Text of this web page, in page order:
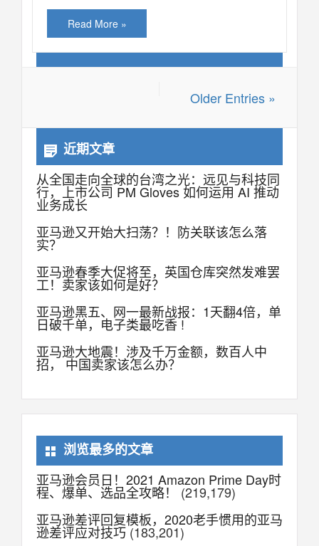
Read More »
Older Entries »
近期文章
从全国走向全球的台湾之光：远见与科技同
行，上市公司 PM Gloves 如何运用 AI 推动
业务成长
亚马逊又开始大扫荡？！防关联该怎么落
实？
亚马逊春季大促将至，英国仓库突然发难罢
工！卖家该如何是好？
亚马逊黑五、网一最新战报：1天翻4倍，单
日破千单，电子类最吃香 !
亚马逊大地震！涉及千万金额，数百人中
招， 中国卖家该怎么办？
浏览最多的文章
亚马逊会员日！2021 Amazon Prime Day时
程、爆单、选品全攻略！
(219,179)
亚马逊差评回复模板，2020老手惯用的亚马
逊差评应对技巧(183,201)